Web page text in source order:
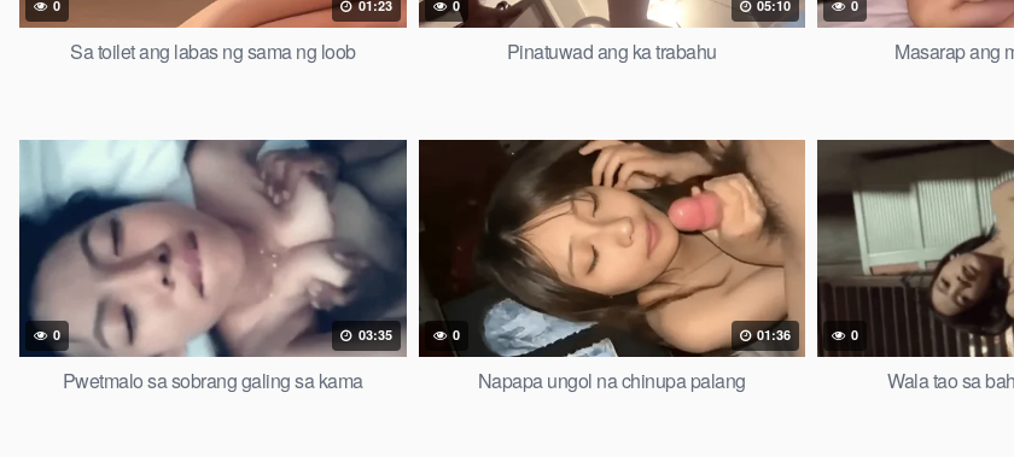
0 01:23
Sa toilet ang labas ng sama ng loob
0 05:10
Pinatuwad ang ka trabahu
0
Masarap ang
0 03:35
Pwetmalo sa sobrang galing sa kama
0 01:36
Napapa ungol na chinupa palang
0
Wala tao sa